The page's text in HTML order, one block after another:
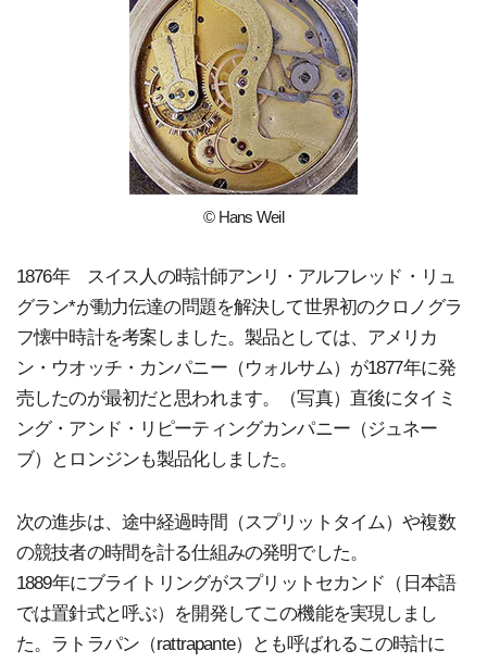
© Hans Weil
1876年 スイス人の時計師アンリ・アルフレッド・リュ
グラン*が動力伝達の問題を解決して世界初のクロノグラ
フ懐中時計を考案しました。製品としては、アメリカ
ン・ウオッチ・カンパニー（ウォルサム）が1877年に発
売したのが最初だと思われます。（写真）直後にタイミ
ング・アンド・リピーティングカンパニー（ジュネー
ブ）とロンジンも製品化しました。
次の進歩は、途中経過時間（スプリットタイム）や複数
の競技者の時間を計る仕組みの発明でした。
1889年にブライトリングがスプリットセカンド（日本語
では置針式と呼ぶ）を開発してこの機能を実現しまし
た。ラトラパン（rattrapante）とも呼ばれるこの時計に